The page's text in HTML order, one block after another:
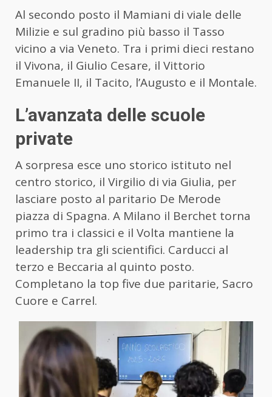
Al secondo posto il Mamiani di viale delle
Milizie e sul gradino più basso il Tasso
vicino a via Veneto. Tra i primi dieci restano
il Vivona, il Giulio Cesare, il Vittorio
Emanuele II, il Tacito, l’Augusto e il Montale.
L’avanzata delle scuole
private
A sorpresa esce uno storico istituto nel
centro storico, il Virgilio di via Giulia, per
lasciare posto al paritario De Merode
piazza di Spagna. A Milano il Berchet torna
primo tra i classici e il Volta mantiene la
leadership tra gli scientifici. Carducci al
terzo e Beccaria al quinto posto.
Completano la top five due paritarie, Sacro
Cuore e Carrel.